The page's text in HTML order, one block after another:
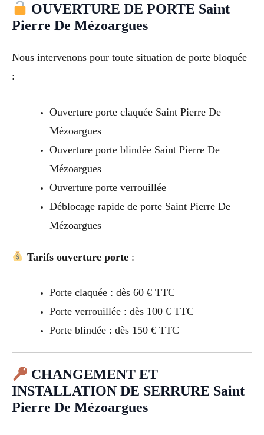
OUVERTURE DE PORTE Saint
Pierre De Mézoargues
Nous intervenons pour toute situation de porte bloquée
:
Ouverture porte claquée Saint Pierre De
Mézoargues
Ouverture porte blindée Saint Pierre De
Mézoargues
Ouverture porte verrouillée
Déblocage rapide de porte Saint Pierre De
Mézoargues
Tarifs ouverture porte:
Porte claquée : dès 60 € TTC
Porte verrouillée : dès 100 € TTC
Porte blindée : dès 150 € TTC
CHANGEMENT ET
INSTALLATION DE SERRURE Saint
Pierre De Mézoargues